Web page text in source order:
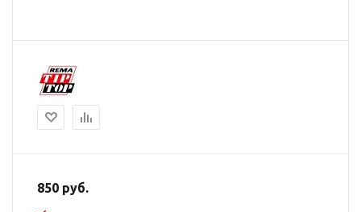
850 руб.